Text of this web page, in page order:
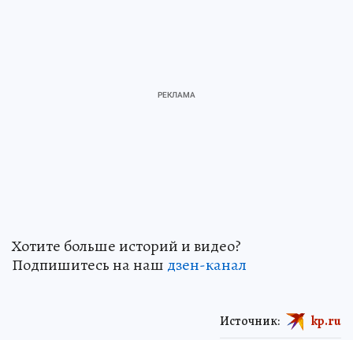
Хотите больше историй и видео?
Подпишитесь на наш дзен-канал
Источник: kp.ru